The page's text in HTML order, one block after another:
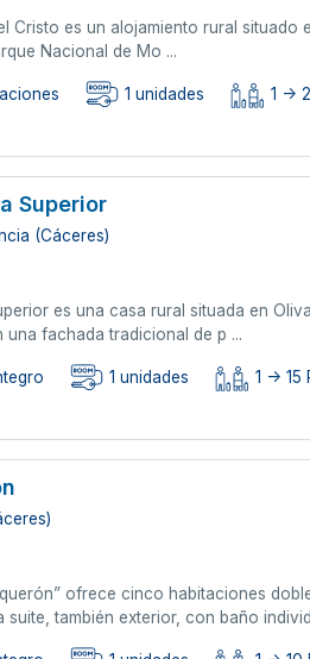
Cristo es un alojamiento rural
Nacional de Mo ...
1 unidades 1 ->
Superior
(Cáceres)
es una casa rural situada en
una fachada tradicional de p ...
1 unidades 1 -> 15
ofrece cinco habitaciones
suite, también exterior, con baño